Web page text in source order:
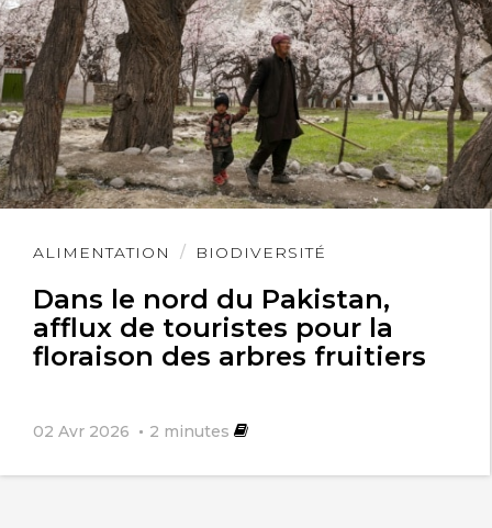
ALIMENTATION BIODIVERSITÉ
Dans le nord du Pakistan,
afflux de touristes pour la
floraison des arbres fruitiers
02 Avr 2026 2 minutes
Lire